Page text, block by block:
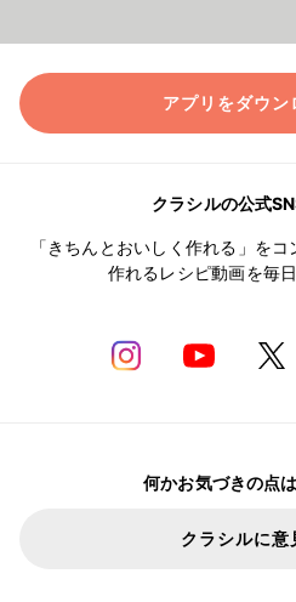
アプリをダウン
クラシルの公式
「きちんとおいしく作れる」を
作れるレシピ動画を毎
何かお気づきの点
クラシルに意